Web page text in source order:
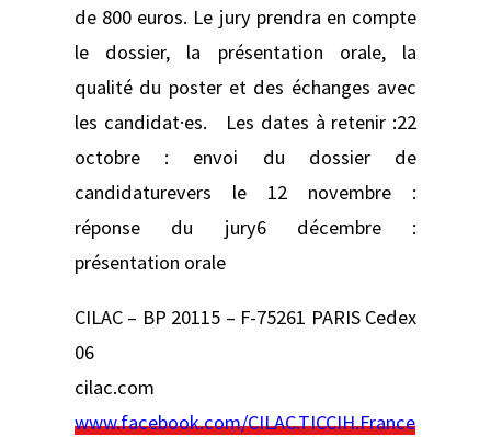
de 800 euros. Le jury prendra en compte
le dossier, la présentation orale, la
qualité du poster et des échanges avec
les candidat·es. Les dates à retenir :22
octobre : envoi du dossier de
candidaturevers le 12 novembre :
réponse du jury6 décembre :
présentation orale
CILAC – BP 20115 – F-75261 PARIS Cedex
06
cilac.com
www.facebook.com/CILAC.TICCIH.France